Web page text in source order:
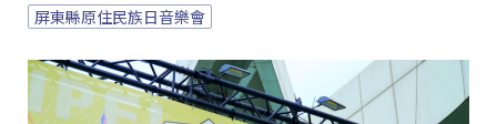
屏東縣原住民族日音樂會